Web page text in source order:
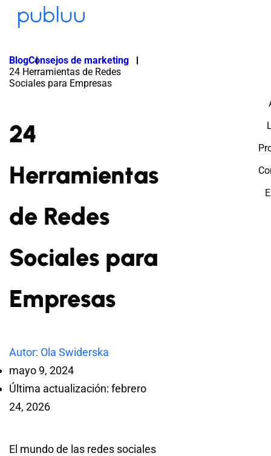
BlogConsejos de marketing
24 Herramientas de Redes
Sociales para Empresas
24
Herramientas
de Redes
Sociales para
Empresas
Autor: Ola Swiderska
mayo 9, 2024
Última actualización: febrero
24, 2026
El mundo de las redes sociales